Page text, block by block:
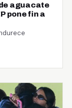
aguacate
pone fin a